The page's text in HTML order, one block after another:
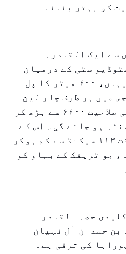
کو بہتر بنانا
سے ایک القادرہ
سٹی کے درمیان
جنکشن کی ترقی ہے۔ یہاں، ۶۰۰ میٹر کا پل
میں ہر طرف چار لین
ہوں گی، جس سے روڈ کی صلاحیت ۶۶۰۰ سے بڑھ کر
گھنٹہ ہو جائے گی۔ اس کے
علاوہ، انتظار کا وقت ۱۱۳ سیکنڈ سے کم ہوکر
جو ٹریفک کے بہاو کو
حصہ القادرہ
بن حمدان آل نہیان
کی ترقی ہے۔